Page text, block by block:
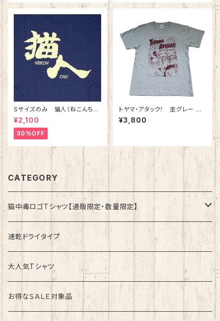
Sサイズのみ 猫人（ねこんち
ゅ）Tシャツ インディゴ 綿10
0%
¥2,100
30%OFF
トヤマ・アタック！ 杢グレー
綿80％ ポリエステル20％
¥3,800
CATEGORY
猫中毒ロゴTシャツ【通販限定・数量限定】
速乾ドライタイプ
綿100%ノーマルタイプ
速乾ドライタイプ
大人気Tシャツ
お得なＳＡＬＥ対象品